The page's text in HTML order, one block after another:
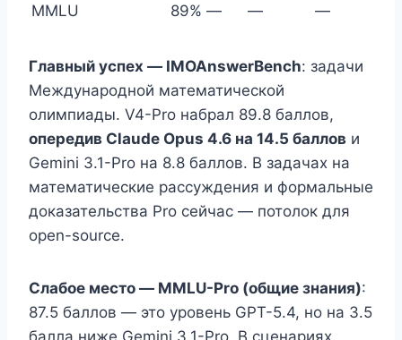
MMLU
89% — — —
Главный успех — IMOAnswerBench: задачи
Международной математической
олимпиады. V4-Pro набрал 89.8 баллов,
опередив Claude Opus 4.6 на 14.5 баллов и
Gemini 3.1-Pro на 8.8 баллов. В задачах на
математические рассуждения и формальные
доказательства Pro сейчас — потолок для
open-source.
Слабое место — MMLU-Pro (общие знания):
87.5 баллов — это уровень GPT-5.4, но на 3.5
балла ниже Gemini 3.1-Pro. В сценариях